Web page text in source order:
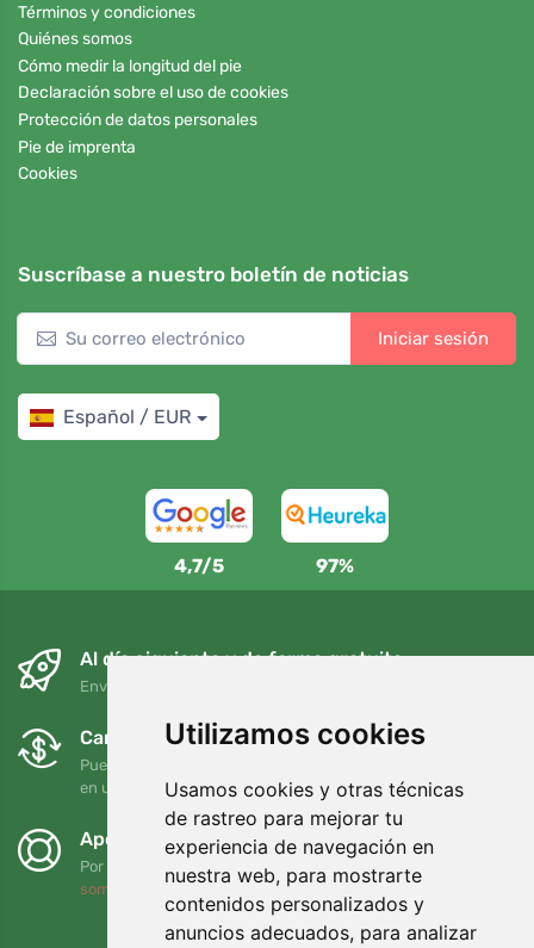
Utilizamos cookies
Usamos cookies y otras técnicas
de rastreo para mejorar tu
experiencia de navegación en
nuestra web, para mostrarte
contenidos personalizados y
anuncios adecuados, para analizar
Términos y condiciones
Quiénes somos
Cómo medir la longitud del pie
Declaración sobre el uso de cookies
Protección de datos personales
Pie de imprenta
Cookies
Suscríbase a nuestro boletín de noticias
Iniciar sesión
Español / EUR
4,7/5 97%
Al día siguiente y de forma gratuita
Envío gratuito para pedidos superiores a 95 EUR
Cambios y devoluciones gratuitos
Puede devolver o cambiar su pedido en cualquier momento
en un plazo de 90 días
Apoyamos a Trees.org
Por cada pedido plantamos un árbol. Leer más
somos